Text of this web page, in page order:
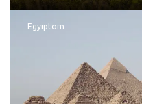
Egyiptom